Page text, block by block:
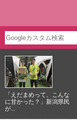
「えだまめって、こんな
に甘かった？」新潟県民
が...